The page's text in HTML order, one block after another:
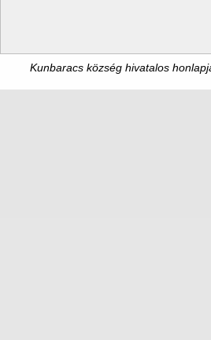
Kunbaracs község hivatalos